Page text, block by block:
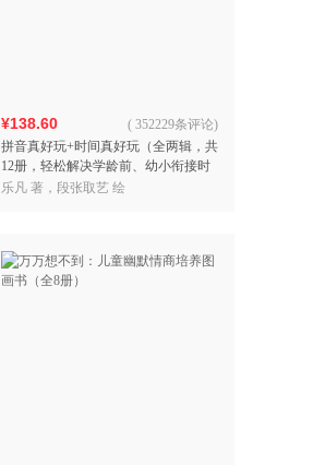
¥138.60
拼音真好玩+时间真好玩（全两辑，共
12册，轻松解决学龄前、幼小衔接时
期儿童“时间管理、学习拼音”所面临
( 352229条评论)
乐凡 著，段张取艺 绘